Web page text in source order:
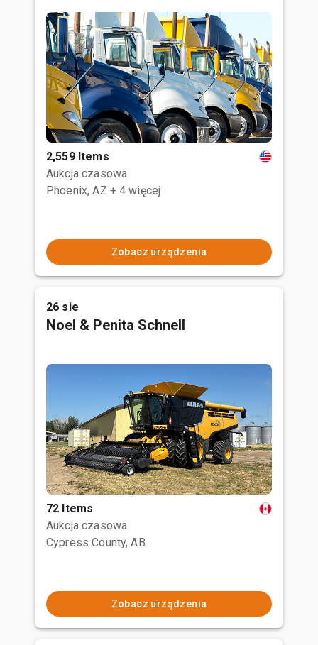
2,559 Items
Aukcja czasowa
Phoenix, AZ + 4 więcej
Zobacz urządzenia
26 sie
Noel & Penita Schnell
72 Items
Aukcja czasowa
Cypress County, AB
Zobacz urządzenia